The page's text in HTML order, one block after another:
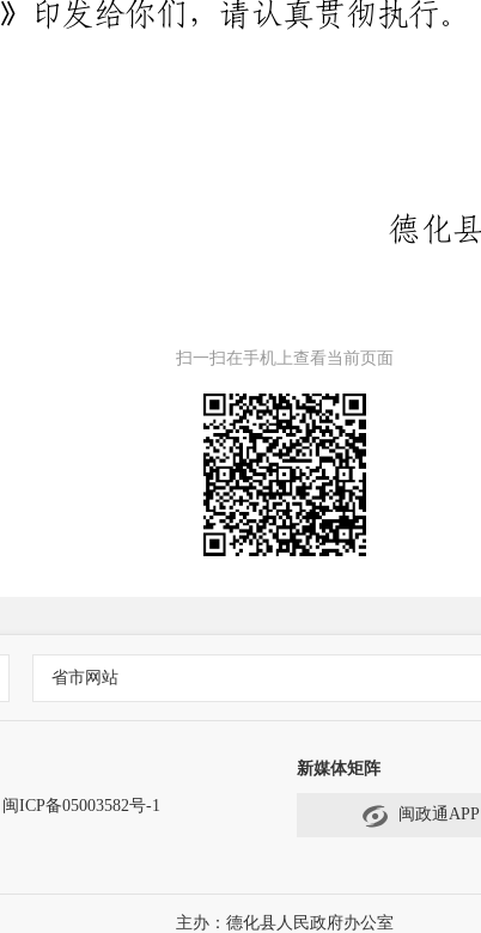
扫一扫在手机上查看当前页面
省市网站
闽ICP备05003582号-1
新媒体矩阵
闽政通APP
主办：德化县人民政府办公室